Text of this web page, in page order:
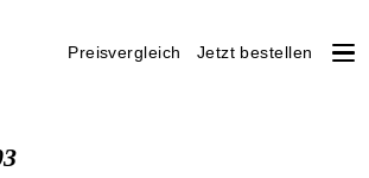
Preisvergleich Jetzt bestellen